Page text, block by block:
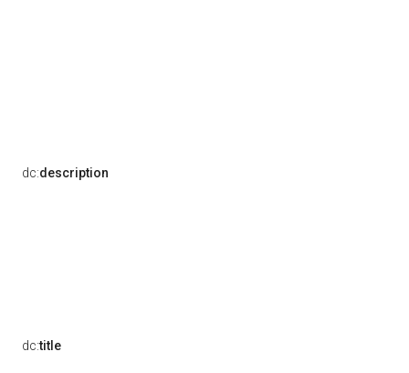
dc:description
dc:title